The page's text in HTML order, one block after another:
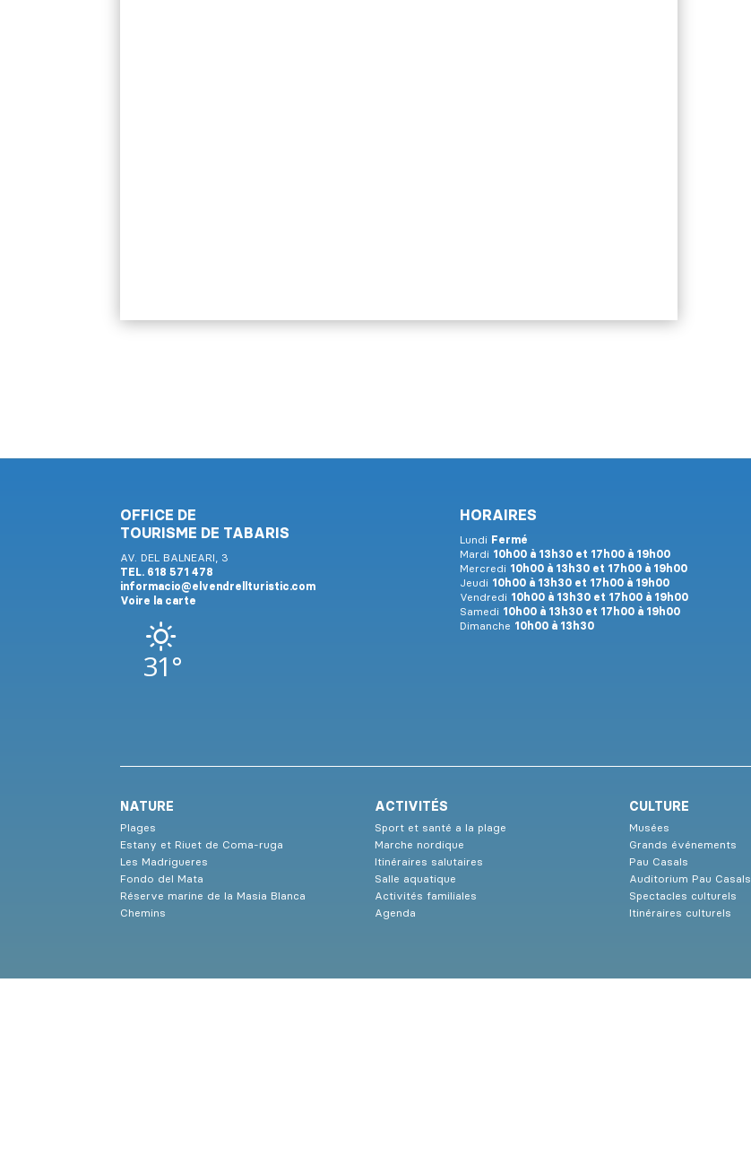
OFFICE DE
TOURISME DE TABARIS
AV. DEL BALNEARI, 3
TEL. 618 571 478
informacio@elvendrellturistic.com
Voire la carte
31°
HORAIRES
Lundi Fermé
Mardi 10h00 à 13h30 et 17h00 à 19h00
Mercredi 10h00 à 13h30 et 17h00 à 19h00
Jeudi 10h00 à 13h30 et 17h00 à 19h00
Vendredi 10h00 à 13h30 et 17h00 à 19h00
Samedi 10h00 à 13h30 et 17h00 à 19h00
Dimanche 10h00 à 13h30
NATURE
Plages
Estany et Riuet de Coma-ruga
Les Madrigueres
Fondo del Mata
Réserve marine de la Masia Blanca
Chemins
ACTIVITÉS
Sport et santé a la plage
Marche nordique
Itinéraires salutaires
Salle aquatique
Activités familiales
Agenda
CULTURE
Musées
Grands événements
Pau Casals
Auditorium Pau Casals
Spectacles culturels
Itinéraires culturels